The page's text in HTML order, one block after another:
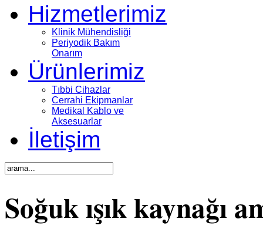
Hizmetlerimiz
Klinik Mühendisliği
Periyodik Bakım
Onarım
Ürünlerimiz
Tıbbi Cihazlar
Cerrahi Ekipmanlar
Medikal Kablo ve
Aksesuarlar
İletişim
Soğuk ışık kaynağı